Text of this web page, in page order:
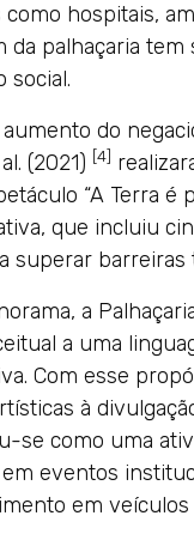
hospitais,
da palhaçaria
social.
do
(2021) [4]
“A Terra é
que incluiu
superar
a
a uma
Com esse
à
se como uma
eventos
em